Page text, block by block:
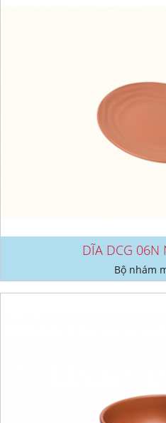
DĨA DCG 06N
Bộ nhám